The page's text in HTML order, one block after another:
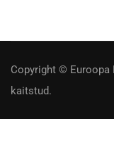
Copyright © Euroopa
kaitstud.